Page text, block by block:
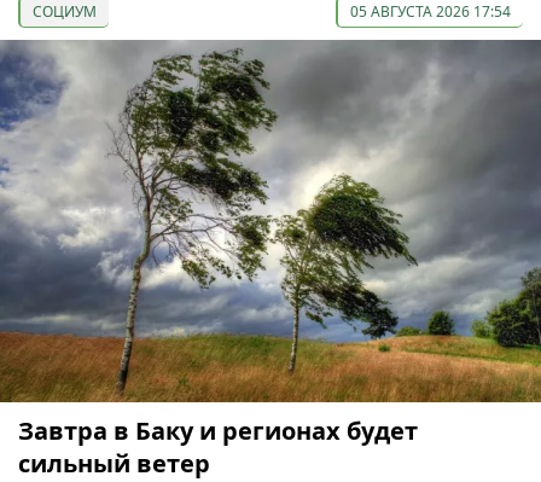
СОЦИУМ 05 АВГУСТА 2026 17:54
Завтра в Баку и регионах будет
сильный ветер